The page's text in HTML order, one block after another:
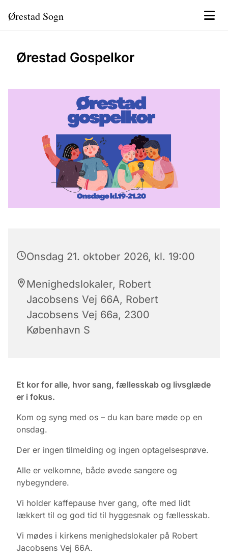
Ørestad Sogn
Ørestad Gospelkor
Onsdag 21. oktober 2026, kl. 19:00
Menighedslokaler, Robert
Jacobsens Vej 66A, Robert
Jacobsens Vej 66a, 2300
København S
Et kor for alle, hvor sang, fællesskab og livsglæde
er i fokus.
Kom og syng med os – du kan bare møde op en
onsdag.
Der er ingen tilmelding og ingen optagelsesprøve.
Alle er velkomne, både øvede sangere og
nybegyndere.
Vi holder kaffepause hver gang, ofte med lidt
lækkert til og god tid til hyggesnak og fællesskab.
Vi mødes i kirkens menighedslokaler på Robert
Jacobsens Vej 66A.